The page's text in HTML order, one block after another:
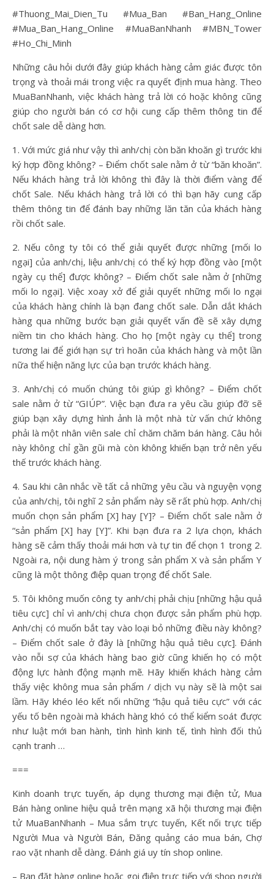
#Thuong_Mai_Dien_Tu #Mua_Ban #Ban_Hang_Online
#Mua_Ban_Hang_Online #MuaBanNhanh #MBN_Tower
#Ho_Chi_Minh
Những câu hỏi dưới đây giúp khách hàng cảm giác được tôn
trọng và thoải mái trong việc ra quyết định mua hàng. Theo
MuaBanNhanh, việc khách hàng trả lời có hoặc không cũng
giúp cho người bán có cơ hội cung cấp thêm thông tin để
chốt sale dễ dàng hơn.
1. Với mức giá như vậy thì anh/chị còn băn khoăn gì trước khi
ký hợp đồng không? – Điểm chốt sale nằm ở từ “băn khoăn”.
Nếu khách hàng trả lời không thì đây là thời điểm vàng để
chốt Sale. Nếu khách hàng trả lời có thì bạn hãy cung cấp
thêm thông tin để đánh bay những lăn tăn của khách hàng
rồi chốt sale.
2. Nếu công ty tôi có thể giải quyết được những [mối lo
ngại] của anh/chị, liệu anh/chị có thể ký hợp đồng vào [một
ngày cụ thể] được không? – Điểm chốt sale nằm ở [những
mối lo ngại]. Việc xoay xở để giải quyết những mối lo ngại
của khách hàng chính là bạn đang chốt sale. Dẫn dắt khách
hàng qua những bước bạn giải quyết vấn đề sẽ xây dựng
niềm tin cho khách hàng. Cho họ [một ngày cụ thể] trong
tương lai để giới hạn sự trì hoãn của khách hàng và một lần
nữa thể hiện năng lực của bạn trước khách hàng.
3. Anh/chị có muốn chúng tôi giúp gì không? – Điểm chốt
sale nằm ở từ “GIÚP”. Việc bạn đưa ra yêu cầu giúp đỡ sẽ
giúp bạn xây dựng hình ảnh là một nhà từ vấn chứ không
phải là một nhân viên sale chỉ chăm chăm bán hàng. Câu hỏi
này không chỉ gần gũi mà còn không khiến bạn trở nên yếu
thế trước khách hàng.
4. Sau khi cân nhắc về tất cả những yêu cầu và nguyện vọng
của anh/chị, tôi nghĩ 2 sản phẩm này sẽ rất phù hợp. Anh/chị
muốn chọn sản phẩm [X] hay [Y]? – Điểm chốt sale nằm ở
“sản phẩm [X] hay [Y]”. Khi bạn đưa ra 2 lựa chọn, khách
hàng sẽ cảm thấy thoải mái hơn và tự tin để chọn 1 trong 2.
Ngoài ra, nội dung hàm ý trong sản phẩm X và sản phẩm Y
cũng là một thông điệp quan trọng để chốt Sale.
5. Tôi không muốn công ty anh/chị phải chịu [những hậu quả
tiêu cực] chỉ vì anh/chị chưa chọn được sản phẩm phù hợp.
Anh/chị có muốn bắt tay vào loại bỏ những điều này không?
– Điểm chốt sale ở đây là [những hậu quả tiêu cực]. Đánh
vào nỗi sợ của khách hàng bao giờ cũng khiến họ có một
động lực hành động mạnh mẽ. Hãy khiến khách hàng cảm
thấy việc không mua sản phẩm / dịch vụ này sẽ là một sai
lầm. Hãy khéo léo kết nối những “hậu quả tiêu cực” với các
yếu tố bên ngoài mà khách hàng khó có thể kiểm soát được
như luật mới ban hành, tình hình kinh tế, tình hình đối thủ
cạnh tranh …
===
Kinh doanh trực tuyến, áp dụng thương mại điện tử, Mua
Bán hàng online hiệu quả trên mạng xã hội thương mại điện
tử MuaBanNhanh – Mua sắm trực tuyến, Kết nối trực tiếp
Người Mua và Người Bán, Đăng quảng cáo mua bán, Chợ
rao vặt nhanh dễ dàng. Đánh giá uy tín shop online.
– Bạn đặt hàng online hoặc gọi điện trực tiếp với shop người